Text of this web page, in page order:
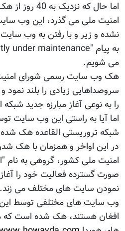
اما حال که
امنیت ملی می گذرد، این وب
نشده و زیر و با رفتن به وب
می شویم.
هک وب سایت رسمی شورای
سروصداهایی زیادی را بلند نمود
را به نوعی آغاز مبارزه جدید شبکه
اما آیا به راستی این وب سایت
شبکه تروریستی القاعده هک شده
در این اواخر و همزمان با هک
امنیت ملی کشور، گروهی به نام
صورت گسترده فعالیت خود را
نمودن سایت های مختلف می زند.
وب سایت های مختلفی توسط این
افغان هستند، هک شده است که